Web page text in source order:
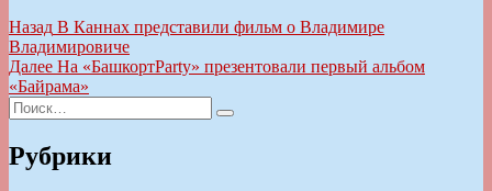
Навигация
по
записям
Назад Предыдущая
запись:
В Каннах представили фильм о Владимире
Владимировиче
Далее Следующая
запись:
На «БашкортParty» презентовали первый альбом
«Байрама»
Искать:
Поиск
Рубрики